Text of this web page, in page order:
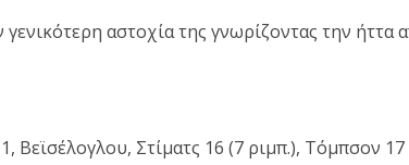
αστοχία της γνωρίζοντας την ήττα
Βεϊσέλογλου, Στίματς 16 (7 ριμπ.), Τόμπσον